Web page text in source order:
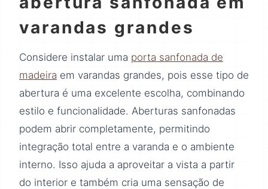
varandas grandes
Considere instalar uma porta sanfonada de
madeira em varandas grandes, pois esse tipo de
abertura é uma excelente escolha, combinando
estilo e funcionalidade. Aberturas sanfonadas
podem abrir completamente, permitindo
integração total entre a varanda e o ambiente
interno. Isso ajuda a aproveitar a vista a partir
do interior e também cria uma sensação de